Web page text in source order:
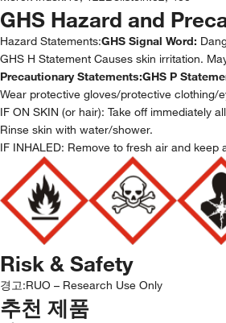
GHS Hazard and
Hazard Statements:GHS Signal Word:
GHS H Statement Causes skin irritation.
Precautionary Statements:GHS P
Wear protective gloves/protective clothing/
IF ON SKIN (or hair): Take off immediately
Rinse skin with water/shower.
IF INHALED: Remove to fresh air and keep
Risk & Safety
경고:RUO – Research Use Only
추천 제품